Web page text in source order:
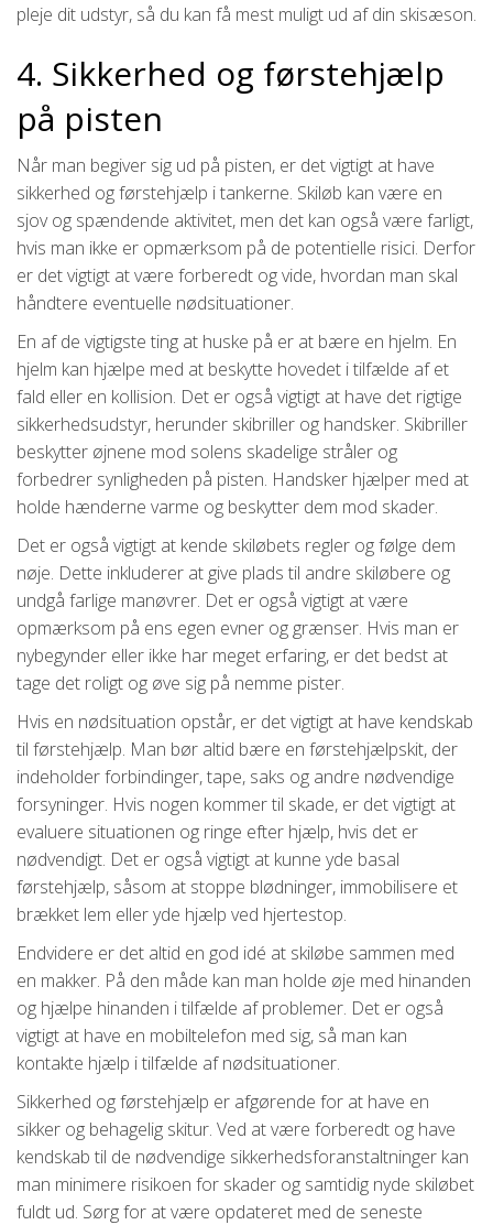
pleje dit udstyr, så du kan få mest muligt ud af din skisæson.
4. Sikkerhed og førstehjælp
på pisten
Når man begiver sig ud på pisten, er det vigtigt at have
sikkerhed og førstehjælp i tankerne. Skiløb kan være en
sjov og spændende aktivitet, men det kan også være farligt,
hvis man ikke er opmærksom på de potentielle risici. Derfor
er det vigtigt at være forberedt og vide, hvordan man skal
håndtere eventuelle nødsituationer.
En af de vigtigste ting at huske på er at bære en hjelm. En
hjelm kan hjælpe med at beskytte hovedet i tilfælde af et
fald eller en kollision. Det er også vigtigt at have det rigtige
sikkerhedsudstyr, herunder skibriller og handsker. Skibriller
beskytter øjnene mod solens skadelige stråler og
forbedrer synligheden på pisten. Handsker hjælper med at
holde hænderne varme og beskytter dem mod skader.
Det er også vigtigt at kende skiløbets regler og følge dem
nøje. Dette inkluderer at give plads til andre skiløbere og
undgå farlige manøvrer. Det er også vigtigt at være
opmærksom på ens egen evner og grænser. Hvis man er
nybegynder eller ikke har meget erfaring, er det bedst at
tage det roligt og øve sig på nemme pister.
Hvis en nødsituation opstår, er det vigtigt at have kendskab
til førstehjælp. Man bør altid bære en førstehjælpskit, der
indeholder forbindinger, tape, saks og andre nødvendige
forsyninger. Hvis nogen kommer til skade, er det vigtigt at
evaluere situationen og ringe efter hjælp, hvis det er
nødvendigt. Det er også vigtigt at kunne yde basal
førstehjælp, såsom at stoppe blødninger, immobilisere et
brækket lem eller yde hjælp ved hjertestop.
Endvidere er det altid en god idé at skiløbe sammen med
en makker. På den måde kan man holde øje med hinanden
og hjælpe hinanden i tilfælde af problemer. Det er også
vigtigt at have en mobiltelefon med sig, så man kan
kontakte hjælp i tilfælde af nødsituationer.
Sikkerhed og førstehjælp er afgørende for at have en
sikker og behagelig skitur. Ved at være forberedt og have
kendskab til de nødvendige sikkerhedsforanstaltninger kan
man minimere risikoen for skader og samtidig nyde skiløbet
fuldt ud. Sørg for at være opdateret med de seneste